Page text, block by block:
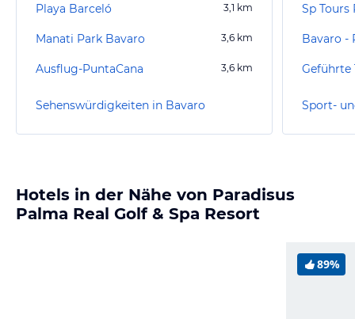
Playa Barceló 3,1 km
Manati Park Bavaro 3,6 km
Ausflug-PuntaCana 3,6 km
Sehenswürdigkeiten in Bavaro
Sp Tours
Bavaro -
Geführte
Sport-
Hotels in der Nähe von Paradisus
Palma Real Golf & Spa Resort
89%